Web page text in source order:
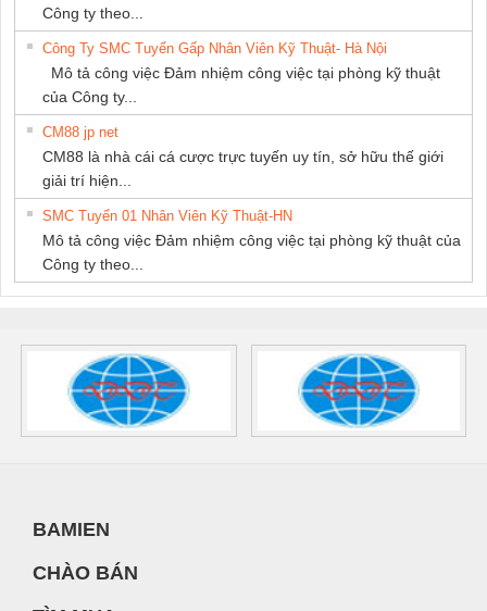
Công ty theo...
Công Ty SMC Tuyển Gấp Nhân Viên Kỹ Thuật- Hà Nội
Mô tả công việc Đảm nhiệm công việc tại phòng kỹ thuật
của Công ty...
CM88 jp net
CM88 là nhà cái cá cược trực tuyến uy tín, sở hữu thế giới
giải trí hiện...
SMC Tuyển 01 Nhân Viên Kỹ Thuật-HN
Mô tả công việc Đảm nhiệm công việc tại phòng kỹ thuật của
Công ty theo...
BAMIEN
CHÀO BÁN